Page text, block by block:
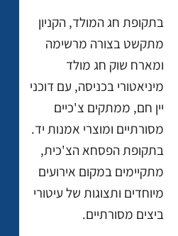
בתקופת חג המולד, הקניון
מתקשט בצורה מרשימה
ומארח שוק חג מולד
מיניאטורי בכניסה, עם דוכני
יין חם, ממתקים צ'כיים
מסורתיים ומוצרי אמנות יד.
בתקופת הפסחא הצ'כית,
מתקיימים במקום אירועים
מיוחדים ותצוגות של עיטורי
ביצים מסורתיים.